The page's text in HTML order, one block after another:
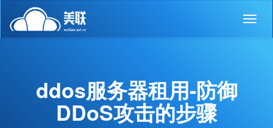
ddos服务器租用-防御
DDoS攻击的步骤